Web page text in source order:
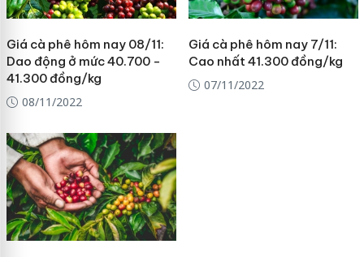
Giá cà phê hôm nay 08/11:
Dao động ở mức 40.700 -
41.300 đồng/kg
08/11/2022
Giá cà phê hôm nay 7/11:
Cao nhất 41.300 đồng/kg
07/11/2022